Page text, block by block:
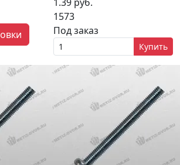
1573
Под заказ
Купить